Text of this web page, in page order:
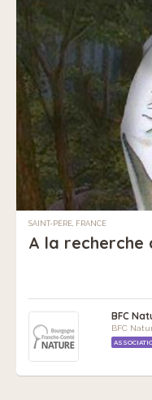
SAINT-PÈRE, FRANCE
A la recherche
BFC
BFC